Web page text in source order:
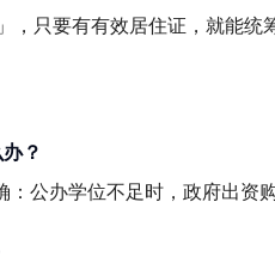
，只要有有效居住证，就能统
？
：公办学位不足时，政府出资